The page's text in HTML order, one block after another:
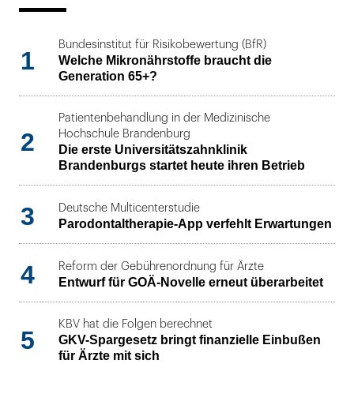
1
Bundesinstitut für Risikobewertung (BfR)
Welche Mikronährstoffe braucht die
Generation 65+?
2
Patientenbehandlung in der Medizinische
Hochschule Brandenburg
Die erste Universitätszahnklinik
Brandenburgs startet heute ihren Betrieb
3 Deutsche Multicenterstudie
Parodontaltherapie-App verfehlt Erwartungen
4 Reform der Gebührenordnung für Ärzte
Entwurf für GOÄ-Novelle erneut überarbeitet
5
KBV hat die Folgen berechnet
GKV-Spargesetz bringt finanzielle Einbußen
für Ärzte mit sich